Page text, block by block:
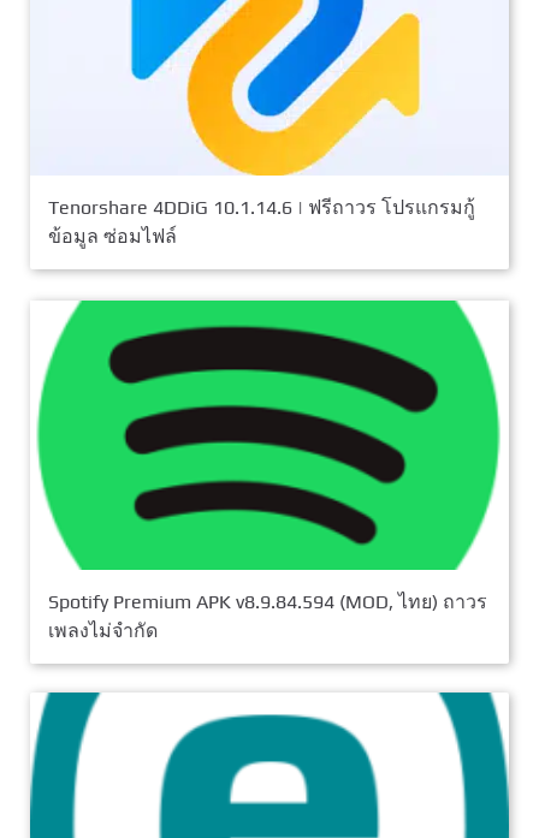
Tenorshare 4DDiG 10.1.14.6 | ฟรีถาวร โปรแกรมกู้
ข้อมูล ซ่อมไฟล์
Spotify Premium APK v8.9.84.594 (MOD, ไทย) ถาวร
เพลงไม่จำกัด